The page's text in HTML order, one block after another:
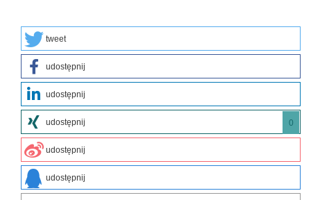
tweet
udostępnij
udostępnij
udostępnij 0
udostępnij
udostępnij